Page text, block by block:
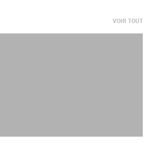
VOIR TOUT